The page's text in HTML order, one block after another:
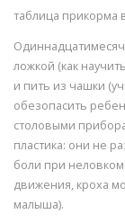
таблица прикорма
ложкой (как
и пить из чашки
обезопасить
столовыми
пластика: они не
боли при
движения, кроха
малыша).